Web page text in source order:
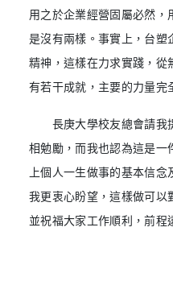
用之於企業經營固屬必然，
是沒有兩樣。事實上，台塑
精神，這樣在力求實踐，從
有若干成就，主要的力量完
長庚大學校友總會請我
相勉勵，而我也認為這是一
上個人一生做事的基本信
我更衷心盼望，這樣做可以
並祝福大家工作順利，前程